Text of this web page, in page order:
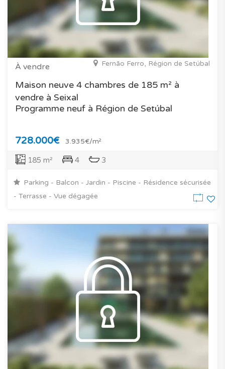
À vendre Fernão Ferro, Région de Setúbal
Maison neuve 4 chambres de 185 m² à
vendre à Seixal
Programme neuf à Région de Setúbal
728.000€ 3.935€/m²
185 m² 4 3
Parking - Balcon - Jardin - Piscine - Résidence sécurisée
- Terrasse - Vue dégagée